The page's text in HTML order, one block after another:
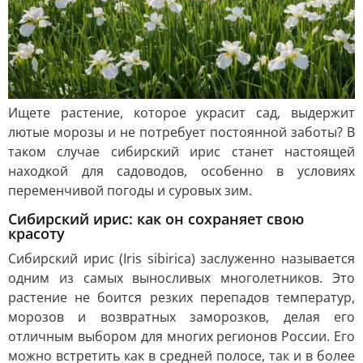
Ищете растение, которое украсит сад, выдержит
лютые морозы и не потребует постоянной заботы? В
таком случае сибирский ирис станет настоящей
находкой для садоводов, особенно в условиях
переменчивой погоды и суровых зим.
Сибирский ирис: как он сохраняет свою
красоту
Сибирский ирис (Iris sibirica) заслуженно называется
одним из самых выносливых многолетников. Это
растение не боится резких перепадов температур,
морозов и возвратных заморозков, делая его
отличным выбором для многих регионов России. Его
можно встретить как в средней полосе, так и в более